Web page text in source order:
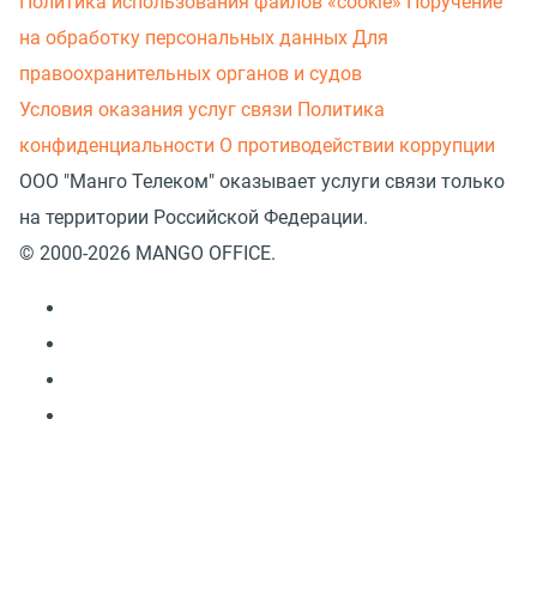
на обработку персональных данных Для
правоохранительных органов и судов
Условия оказания услуг связи Политика
конфиденциальности О противодействии коррупции
ООО "Манго Телеком" оказывает услуги связи только
на территории Российской Федерации.
© 2000-2026 MANGO OFFICE.